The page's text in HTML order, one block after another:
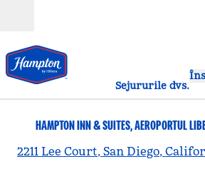
Sejururile dvs.
HAMPTON INN & SUITES, AEROPORTUL
2211 Lee Court, San Diego,